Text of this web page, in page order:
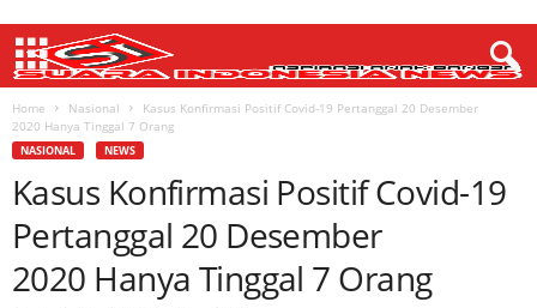
Home Nasional
Kasus Konfirmasi Positif Covid-19 Pertanggal 20 Desember
2020 Hanya Tinggal 7 Orang
NASIONAL NEWS
Kasus Konfirmasi Positif Covid-19
Pertanggal 20 Desember
2020 Hanya Tinggal 7 Orang